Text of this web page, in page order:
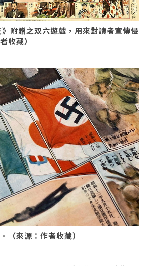
附贈之双六遊戲，用來對讀者宣傳侵
收藏）
（來源：作者收藏）